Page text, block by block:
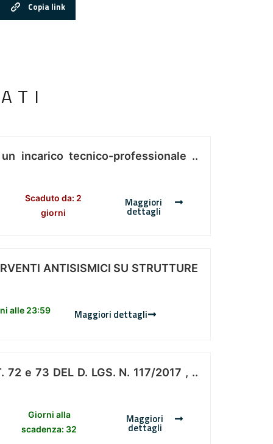
Copia link
incarico tecnico-professionale ..
Scaduto da: 2
giorni
Maggiori
dettagli
ANTISISMICI SU STRUTTURE
alle 23:59 Maggiori dettagli
72 e 73 DEL D. LGS. N. 117/2017 , ..
Giorni alla
scadenza: 32
Maggiori
dettagli